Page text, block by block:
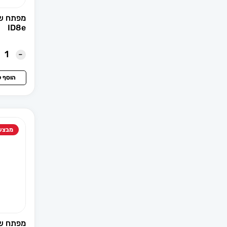
ID8e
-
הוסף